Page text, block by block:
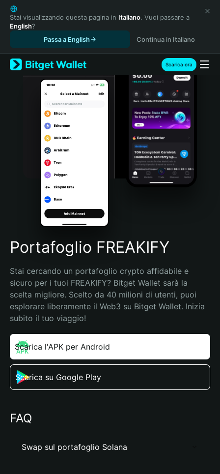
English
日本語
Tiếng Việt
Español (Latinoamérica)
Türkçe
Italiano
Português (Portugal)
Bahasa Indonesia
Português (Brasil)
Español (Argentina)
Stai visualizzando questa pagina in Italiano. Vuoi passare a
English?
Passa a English
Continua in Italiano
Scarica ora
Portafoglio FREAKIFY
Stai cercando un portafoglio crypto affidabile e
sicuro per i tuoi FREAKIFY? Bitget Wallet sarà la
scelta migliore. Scelto da 40 milioni di utenti, puoi
esplorare liberamente il Web3 su Bitget Wallet. Inizia
subito il tuo viaggio!
Scarica l'APK per Android
Scarica su Google Play
FAQ
Swap sul portafoglio Solana